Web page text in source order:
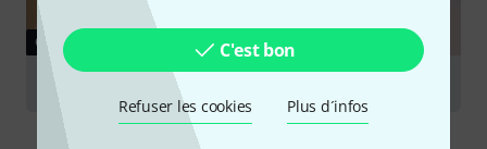
C'est bon
Refuser les cookies Plus d´infos
GUIDES
Tenor- und Baritonhörner